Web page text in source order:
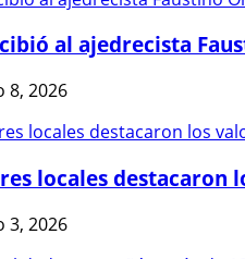
al ajedrecista
8, 2026
locales destacaron
3, 2026